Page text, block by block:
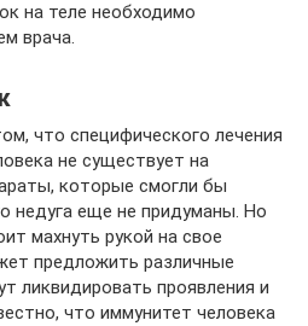
на теле необходимо
врача.
что специфического лечения
не существует на
которые смогли бы
недуга еще не придуманы. Но
махнуть рукой на свое
предложить различные
ликвидировать проявления и
что иммунитет человека